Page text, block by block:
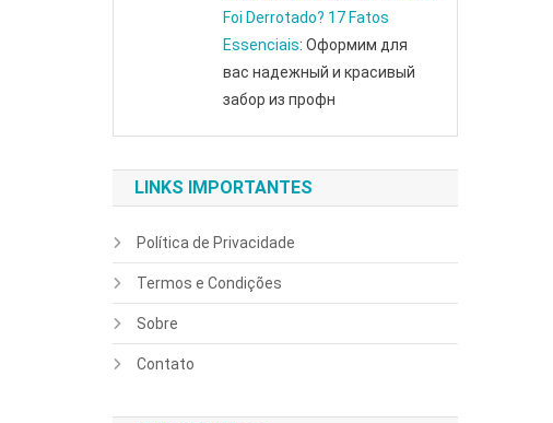
Foi Derrotado? 17 Fatos
Essenciais: Оформим для
вас надежный и красивый
забор из профн
LINKS IMPORTANTES
Política de Privacidade
Termos e Condições
Sobre
Contato